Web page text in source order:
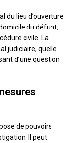
du lieu d’ouverture
du défunt,
civile. La
judiciaire, quelle
d’une question
de pouvoirs
Il peut